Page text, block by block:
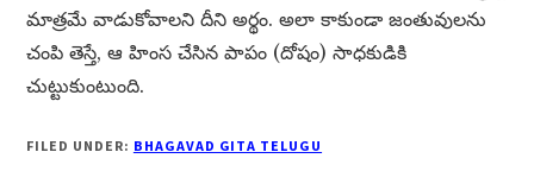
మాత్రమే వాడుకోవాలని దీని అర్థం. అలా కాకుండా జంతువులను
చంపి తెస్తే, ఆ హింస చేసిన పాపం (దోషం) సాధకుడికి
చుట్టుకుంటుంది.
FILED UNDER: BHAGAVAD GITA TELUGU